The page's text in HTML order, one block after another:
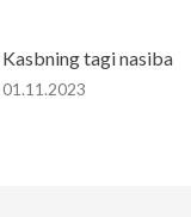
Kasbning tagi nasiba
01.11.2023